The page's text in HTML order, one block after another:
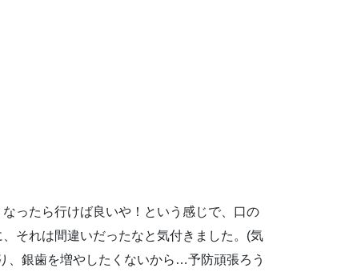
ったら行けば良いや！という感じで、口の
それは間違いだったなと気付きました。(気
、銀歯を増やしたくないから…予防頑張ろう